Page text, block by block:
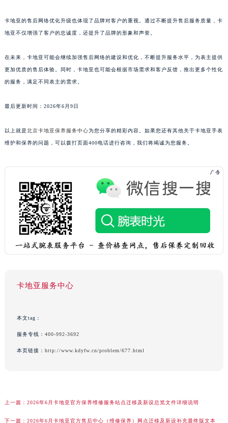
卡地亚的售后网络优化升级也体现了品牌对客户的重视。通过不断提升售后服务质量，卡
地亚不仅增强了客户的忠诚度，还提升了品牌的形象和声誉。
在未来，卡地亚可能会继续加强售后网络的建设和优化，不断提升服务水平，为表主提供
更加优质的售后体验。同时，卡地亚也可能会根据市场需求和客户反馈，推出更多个性化
的服务，满足不同表主的需求。
最后更新时间：2026年6月9日
以上就是北京卡地亚保养服务中心为您分享的精彩内容。如果您还有其他关于卡地亚手表
维护和保养的问题，可以拨打页面400电话进行咨询，我们将竭诚为您服务。
卡地亚服务中心
本文tag：
服务专线： 400-992-3692
本页链接： http://www.kdyfw.cn/problem/677.html
上一篇： 2026年6月卡地亚官方保养维修服务站点迁移及新设总览文件详细说明
下一篇： 2026年6月卡地亚官方售后中心（维修保养）网点迁移及新设补充最终版文本